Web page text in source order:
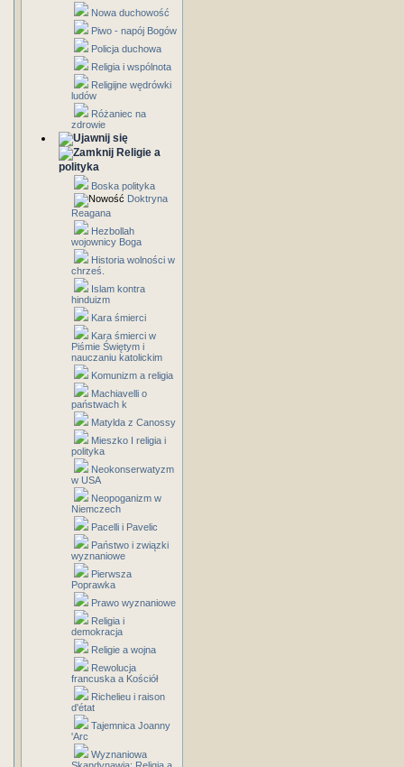
Nowa duchowość
Piwo - napój Bogów
Policja duchowa
Religia i wspólnota
Religijne wędrówki
ludów
Różaniec na
zdrowie
Religie a
polityka
Boska polityka
Doktryna
Reagana
Hezbollah
wojownicy Boga
Historia wolności w
chrześ.
Islam kontra
hinduizm
Kara śmierci
Kara śmierci w
Piśmie Świętym i
nauczaniu katolickim
Komunizm a religia
Machiavelli o
państwach k
Matylda z Canossy
Mieszko I religia i
polityka
Neokonserwatyzm
w USA
Neopoganizm w
Niemczech
Pacelli i Pavelic
Państwo i związki
wyznaniowe
Pierwsza
Poprawka
Prawo wyznaniowe
Religia i
demokracja
Religie a wojna
Rewolucja
francuska a Kościół
Richelieu i raison
d'état
Tajemnica Joanny
'Arc
Wyznaniowa